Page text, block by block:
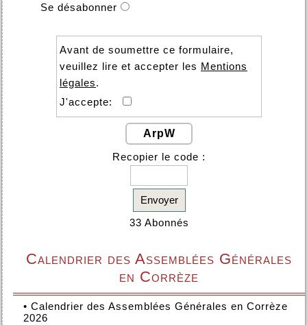
Se désabonner
Avant de soumettre ce formulaire,
veuillez lire et accepter les Mentions
légales.
J'accepte:
ArpW
Recopier le code :
Envoyer
33 Abonnés
Calendrier des Assemblées Générales
en Corrèze
• Calendrier des Assemblées Générales en Corrèze
2026